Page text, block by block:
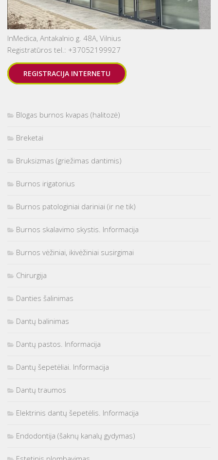
InMedica, Antakalnio g. 48A, Vilnius
Registratūros tel.: +37052199927
REGISTRACIJA INTERNETU
Blogas burnos kvapas (halitozė)
Breketai
Bruksizmas (griežimas dantimis)
Burnos irigatorius
Burnos patologiniai dariniai (ir ne tik)
Burnos skalavimo skystis. Informacija
Burnos vėžiniai, ikivėžiniai susirgimai
Chirurgija
Danties šalinimas
Dantų balinimas
Dantų pastos. Informacija
Dantų šepetėliai. Informacija
Dantų traumos
Elektrinis dantų šepetėlis. Informacija
Endodontija (šaknų kanalų gydymas)